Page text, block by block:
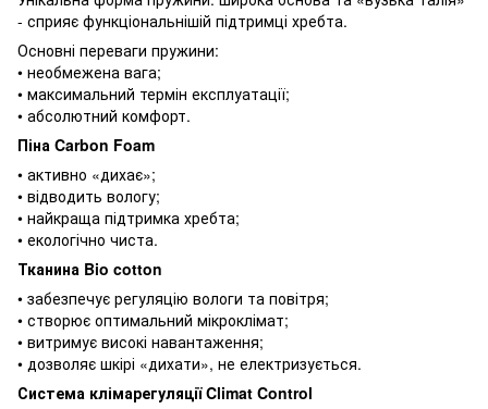
- сприяє функціональнішій підтримці хребта.
Основні переваги пружини:
• необмежена вага;
• максимальний термін експлуатації;
• абсолютний комфорт.
Піна Carbon Foam
• активно «дихає»;
• відводить вологу;
• найкраща підтримка хребта;
• екологічно чиста.
Тканина Bio cotton
• забезпечує регуляцію вологи та повітря;
• створює оптимальний мікроклімат;
• витримує високі навантаження;
• дозволяє шкірі «дихати», не електризується.
Система клімарегуляції Climat Control